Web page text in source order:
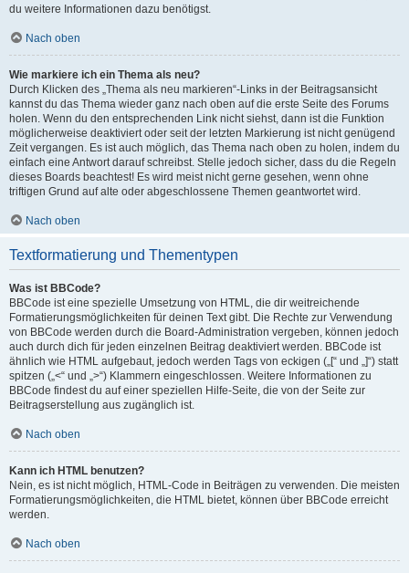
du weitere Informationen dazu benötigst.
Nach oben
Wie markiere ich ein Thema als neu?
Durch Klicken des „Thema als neu markieren“-Links in der Beitragsansicht
kannst du das Thema wieder ganz nach oben auf die erste Seite des Forums
holen. Wenn du den entsprechenden Link nicht siehst, dann ist die Funktion
möglicherweise deaktiviert oder seit der letzten Markierung ist nicht genügend
Zeit vergangen. Es ist auch möglich, das Thema nach oben zu holen, indem du
einfach eine Antwort darauf schreibst. Stelle jedoch sicher, dass du die Regeln
dieses Boards beachtest! Es wird meist nicht gerne gesehen, wenn ohne
triftigen Grund auf alte oder abgeschlossene Themen geantwortet wird.
Nach oben
Textformatierung und Thementypen
Was ist BBCode?
BBCode ist eine spezielle Umsetzung von HTML, die dir weitreichende
Formatierungsmöglichkeiten für deinen Text gibt. Die Rechte zur Verwendung
von BBCode werden durch die Board-Administration vergeben, können jedoch
auch durch dich für jeden einzelnen Beitrag deaktiviert werden. BBCode ist
ähnlich wie HTML aufgebaut, jedoch werden Tags von eckigen („[“ und „]“) statt
spitzen („<“ und „>“) Klammern eingeschlossen. Weitere Informationen zu
BBCode findest du auf einer speziellen Hilfe-Seite, die von der Seite zur
Beitragserstellung aus zugänglich ist.
Nach oben
Kann ich HTML benutzen?
Nein, es ist nicht möglich, HTML-Code in Beiträgen zu verwenden. Die meisten
Formatierungsmöglichkeiten, die HTML bietet, können über BBCode erreicht
werden.
Nach oben